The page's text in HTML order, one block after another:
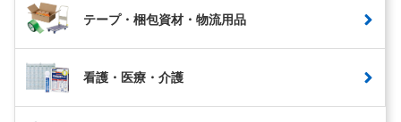
テープ・梱包資材・物流用品
看護・医療・介護